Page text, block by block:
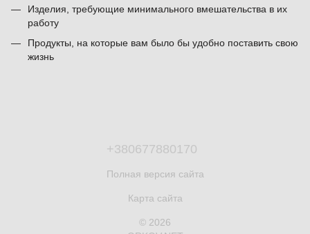
Изделия, требующие минимального вмешательства в их
работу
Продукты, на которые вам было бы удобно поставить свою
жизнь
+380677880170
Полная версия сайта
Карта сайта
© 2026